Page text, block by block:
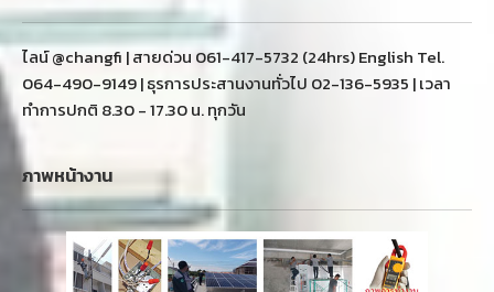
ไลน์ @changfi | สายด่วน 061-417-5732 (24hrs) English Tel.
064-490-9149 | ธุรการประสานงานทั่วไป 02-136-5935 | เวลา
ทำการปกติ 8.30 - 17.30 น. ทุกวัน
ภาพหน้างาน